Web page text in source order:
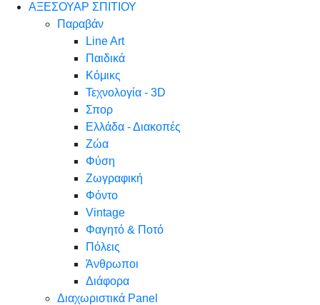
ΑΞΕΣΟΥΑΡ ΣΠΙΤΙΟΥ
Παραβάν
Line Art
Παιδικά
Κόμικς
Τεχνολογία - 3D
Σπορ
Ελλάδα - Διακοπές
Ζώα
Φύση
Ζωγραφική
Φόντο
Vintage
Φαγητό & Ποτό
Πόλεις
Άνθρωποι
Διάφορα
Διαχωριστικά Panel